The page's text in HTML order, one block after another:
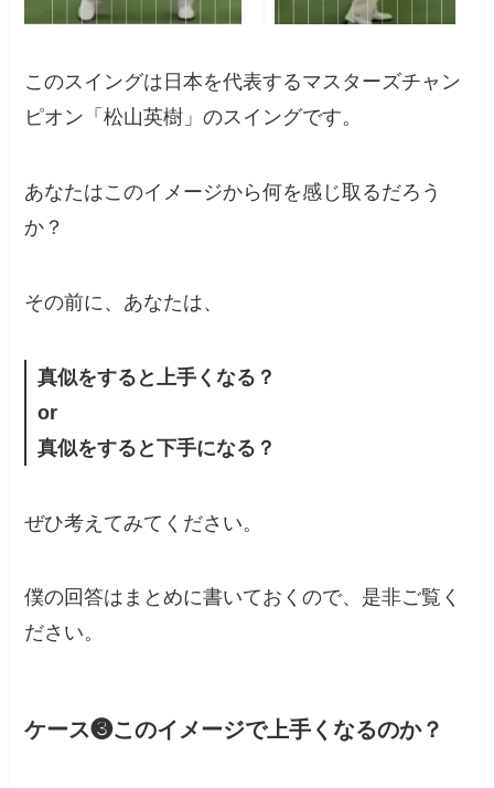
このスイングは日本を代表するマスターズチャン
ピオン「松山英樹」のスイングです。
あなたはこのイメージから何を感じ取るだろう
か？
その前に、あなたは、
真似をすると上手くなる？
or
真似をすると下手になる？
ぜひ考えてみてください。
僕の回答はまとめに書いておくので、是非ご覧く
ださい。
ケース❸このイメージで上手くなるのか？